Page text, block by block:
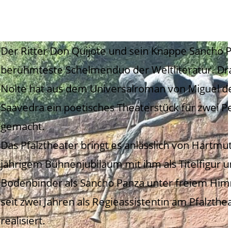
Der Ritter Don Quijote und sein Knappe Sancho
berühmteste Schelmenduo der Weltliteratur.
Nolte hat aus dem Universalroman von Miguel
Saavedra ein poetisches Theaterstück für zwei
gemacht.
Das Pfalztheater bringt es anlässlich von
jährigem Bühnenjubiläum mit ihm als Titelfigur
Bodenbinder als Sancho Panza unter freiem
seit zwei Jahren als Regieassistentin am
realisiert.